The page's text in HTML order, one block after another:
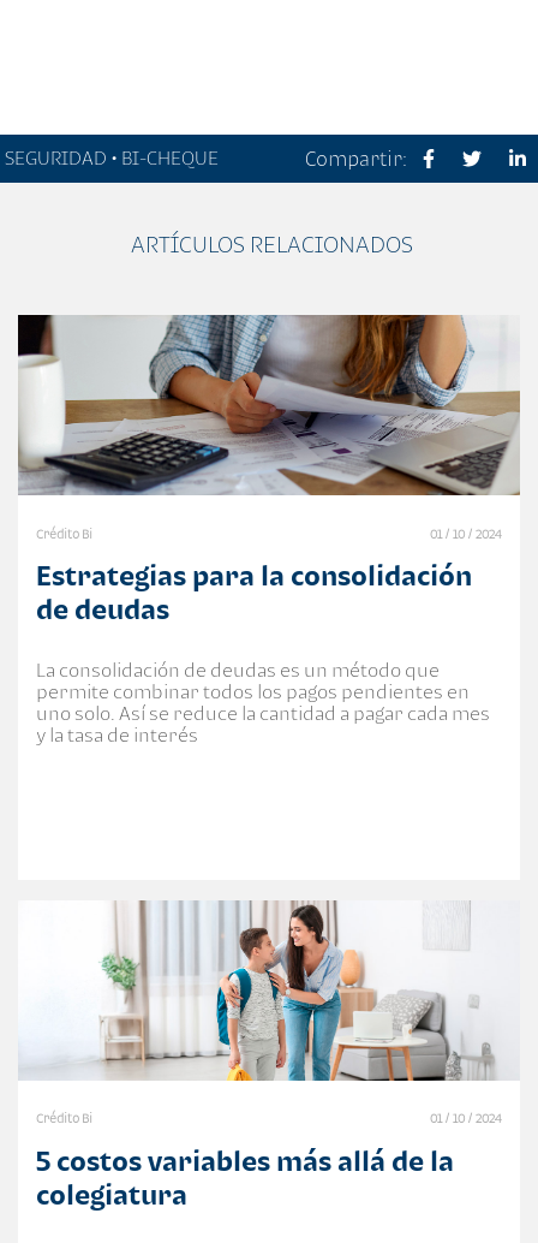
SEGURIDAD • BI-CHEQUE Compartir:
ARTÍCULOS RELACIONADOS
Crédito Bi 01 / 10 / 2024
Estrategias para la consolidación
de deudas
La consolidación de deudas es un método que
permite combinar todos los pagos pendientes en
uno solo. Así se reduce la cantidad a pagar cada mes
y la tasa de interés
Crédito Bi 01 / 10 / 2024
5 costos variables más allá de la
colegiatura